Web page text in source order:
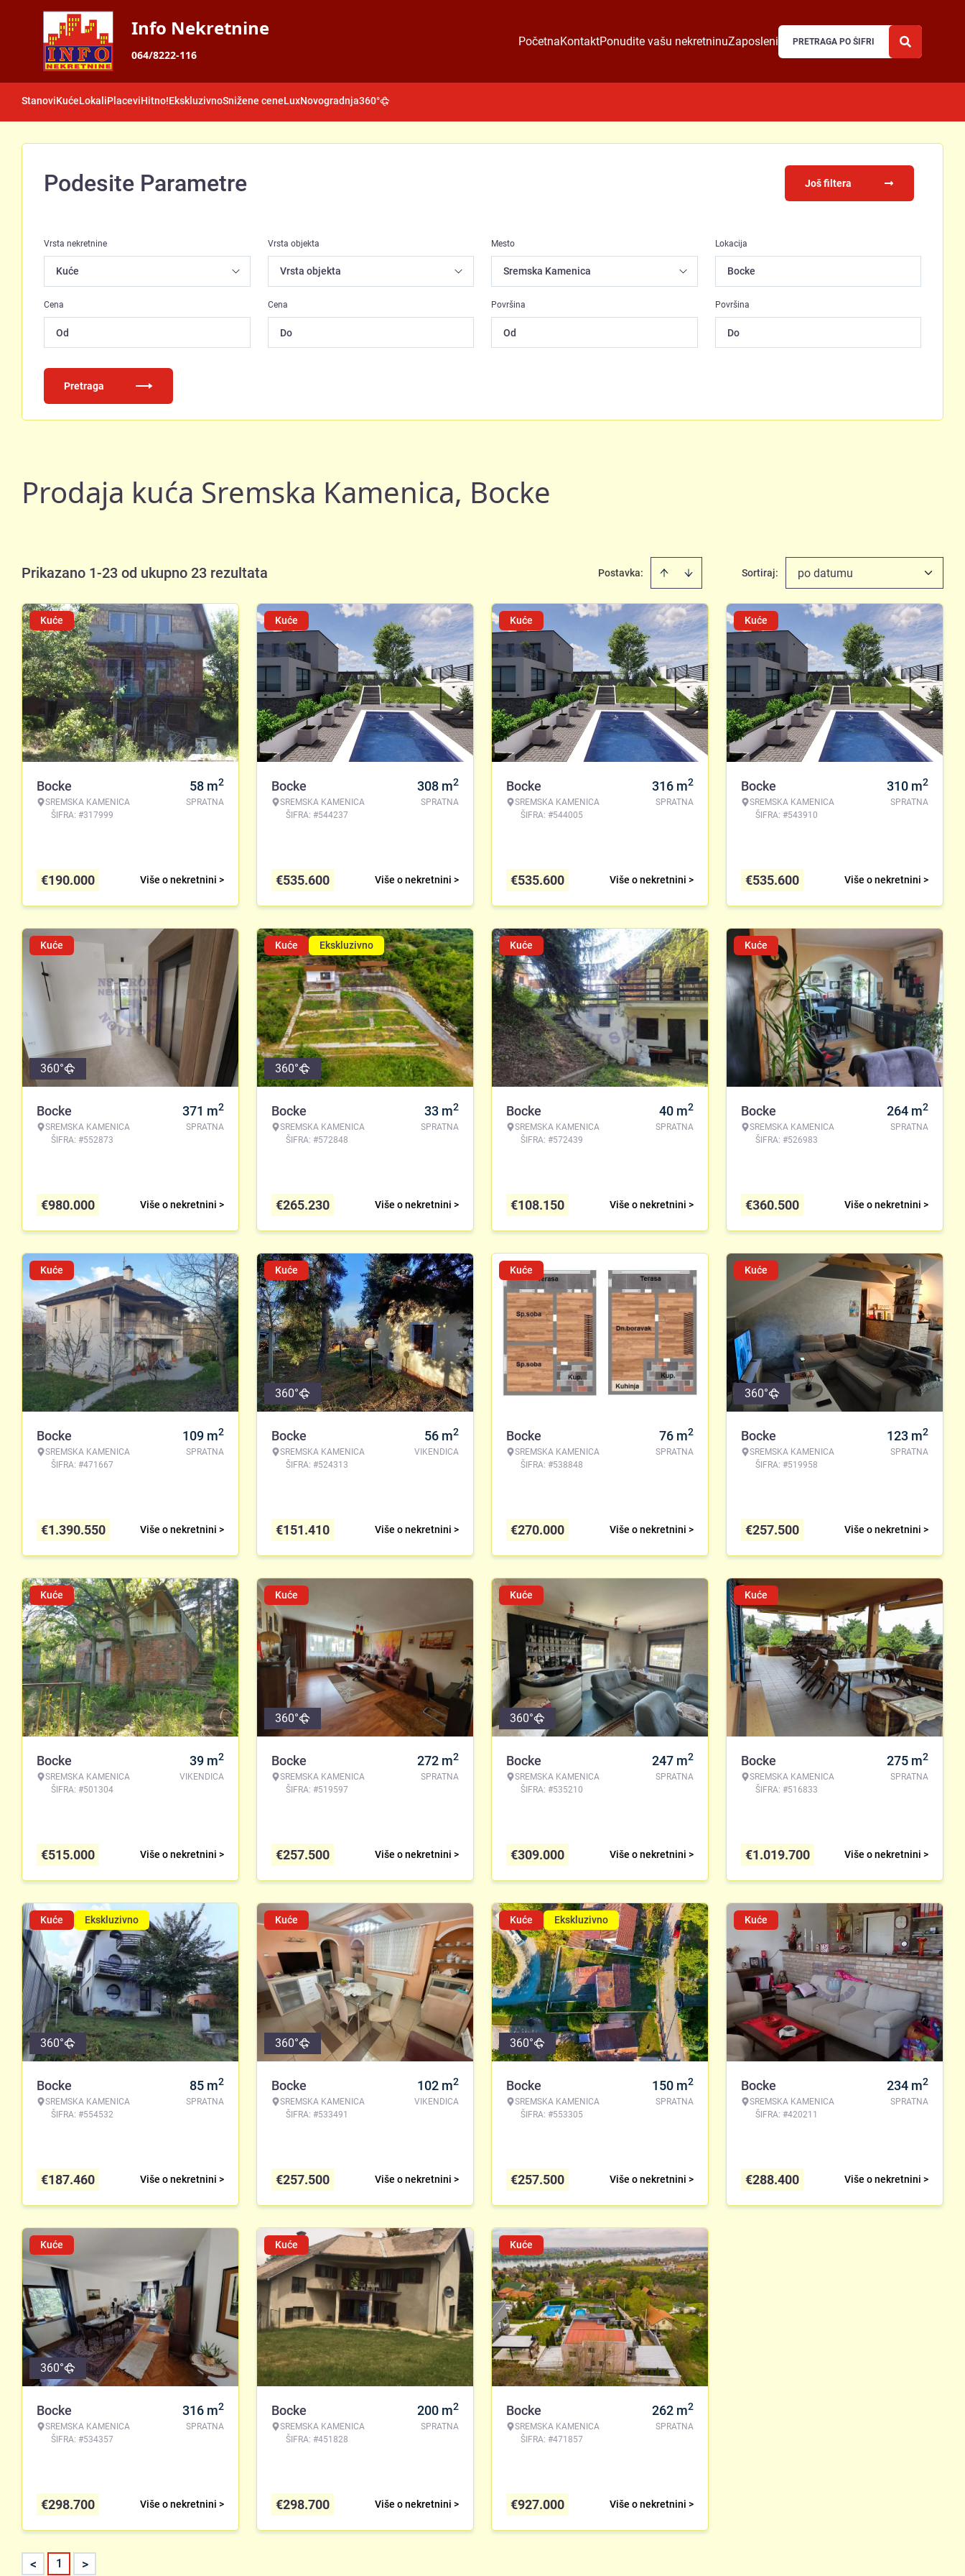
Info Nekretnine
064/8222-116
PočetnaKontaktPonudite vašu nekretninuZaposleni
StanoviKućeLokaliPlaceviHitno!EkskluzivnoSnižene ceneLuxNovogradnja360°
Podesite Parametre Još filtera
Vrsta nekretnine Vrsta objekta Mesto Lokacija
Bocke
Cena Cena Površina Površina
Pretraga
Prodaja kuća Sremska Kamenica, Bocke
Prikazano 1-23 od ukupno 23 rezultata Postavka: Sortiraj: po datumu
Kuće
Bocke
SREMSKA KAMENICA
ŠIFRA: #317999
58 m2
SPRATNA
Više o nekretnini >
€190.000
Kuće
Bocke
SREMSKA KAMENICA
ŠIFRA: #544237
308 m2
SPRATNA
Više o nekretnini >
€535.600
Kuće
Bocke
SREMSKA KAMENICA
ŠIFRA: #544005
316 m2
SPRATNA
Više o nekretnini >
€535.600
Kuće
Bocke
SREMSKA KAMENICA
ŠIFRA: #543910
310 m2
SPRATNA
Više o nekretnini >
€535.600
Kuće
360°
Bocke
SREMSKA KAMENICA
ŠIFRA: #552873
371 m2
SPRATNA
Više o nekretnini >
€980.000
Kuće Ekskluzivno
360°
Bocke
SREMSKA KAMENICA
ŠIFRA: #572848
33 m2
SPRATNA
Više o nekretnini >
€265.230
Kuće
Bocke
SREMSKA KAMENICA
ŠIFRA: #572439
40 m2
SPRATNA
Više o nekretnini >
€108.150
Kuće
Bocke
SREMSKA KAMENICA
ŠIFRA: #526983
264 m2
SPRATNA
Više o nekretnini >
€360.500
Kuće
Bocke
SREMSKA KAMENICA
ŠIFRA: #471667
109 m2
SPRATNA
Više o nekretnini >
€1.390.550
Kuće
360°
Bocke
SREMSKA KAMENICA
ŠIFRA: #524313
56 m2
VIKENDICA
Više o nekretnini >
€151.410
Kuće
Bocke
SREMSKA KAMENICA
ŠIFRA: #538848
76 m2
SPRATNA
Više o nekretnini >
€270.000
Kuće
360°
Bocke
SREMSKA KAMENICA
ŠIFRA: #519958
123 m2
SPRATNA
Više o nekretnini >
€257.500
Kuće
Bocke
SREMSKA KAMENICA
ŠIFRA: #501304
39 m2
VIKENDICA
Više o nekretnini >
€515.000
Kuće
360°
Bocke
SREMSKA KAMENICA
ŠIFRA: #519597
272 m2
SPRATNA
Više o nekretnini >
€257.500
Kuće
360°
Bocke
SREMSKA KAMENICA
ŠIFRA: #535210
247 m2
SPRATNA
Više o nekretnini >
€309.000
Kuće
Bocke
SREMSKA KAMENICA
ŠIFRA: #516833
275 m2
SPRATNA
Više o nekretnini >
€1.019.700
Kuće Ekskluzivno
360°
Bocke
SREMSKA KAMENICA
ŠIFRA: #554532
85 m2
SPRATNA
Više o nekretnini >
€187.460
Kuće
360°
Bocke
SREMSKA KAMENICA
ŠIFRA: #533491
102 m2
VIKENDICA
Više o nekretnini >
€257.500
Kuće Ekskluzivno
360°
Bocke
SREMSKA KAMENICA
ŠIFRA: #553305
150 m2
SPRATNA
Više o nekretnini >
€257.500
Kuće
Bocke
SREMSKA KAMENICA
ŠIFRA: #420211
234 m2
SPRATNA
Više o nekretnini >
€288.400
Kuće
360°
Bocke
SREMSKA KAMENICA
ŠIFRA: #534357
316 m2
SPRATNA
Više o nekretnini >
€298.700
Kuće
Bocke
SREMSKA KAMENICA
ŠIFRA: #451828
200 m2
SPRATNA
Više o nekretnini >
€298.700
Kuće
Bocke
SREMSKA KAMENICA
ŠIFRA: #471857
262 m2
SPRATNA
Više o nekretnini >
€927.000
< 1 >